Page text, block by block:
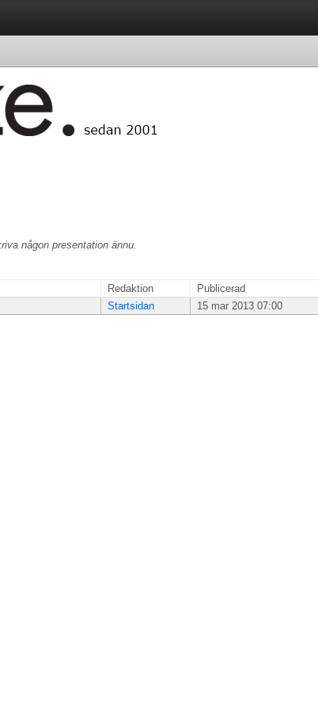
någon presentation ännu.
Redaktion
Publicerad
Startsidan 15 mar 2013 07:00